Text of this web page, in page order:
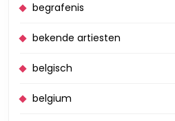
begrafenis
bekende artiesten
belgisch
belgium